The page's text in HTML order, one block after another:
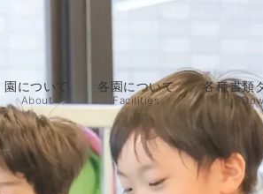
園について
About
各園について
Facilities
各種書類